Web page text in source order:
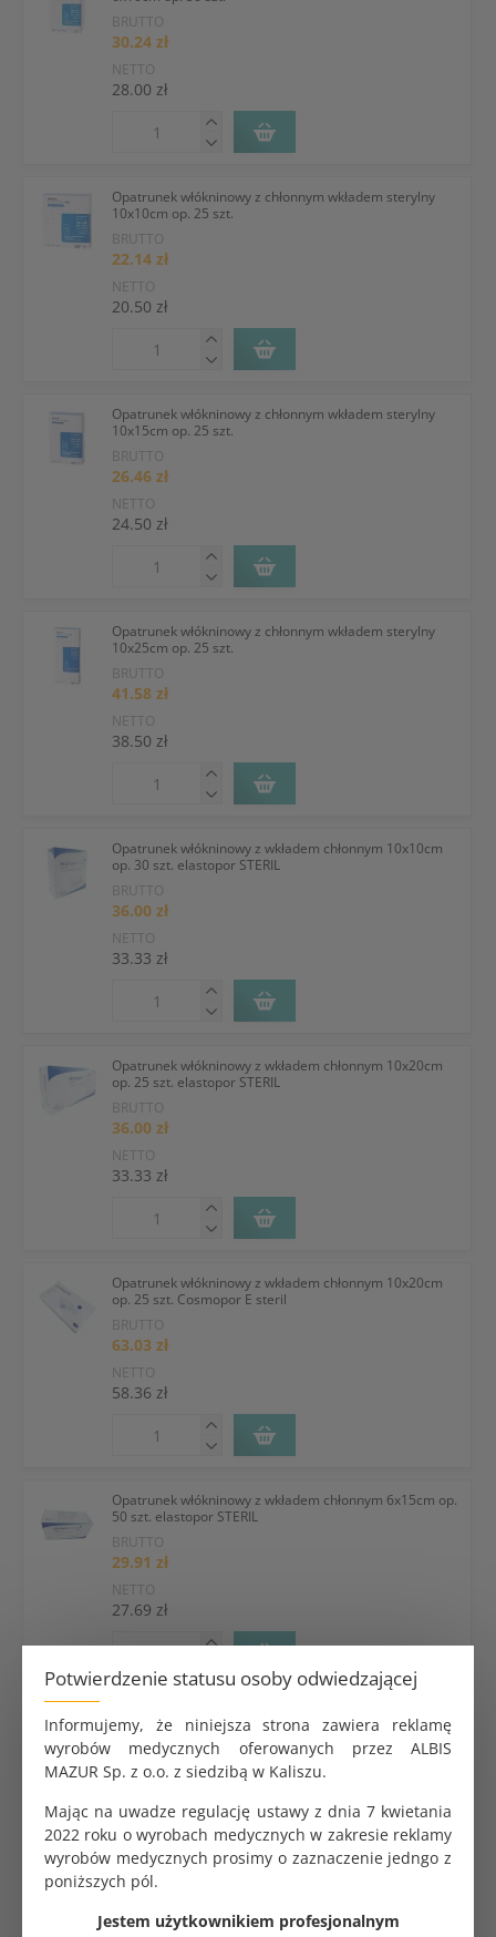
Potwierdzenie statusu osoby odwiedzającej
Informujemy, że niniejsza strona zawiera reklamę
wyrobów medycznych oferowanych przez ALBIS
MAZUR Sp. z o.o. z siedzibą w Kaliszu.
Mając na uwadze regulację ustawy z dnia 7 kwietania
2022 roku o wyrobach medycznych w zakresie reklamy
wyrobów medycznych prosimy o zaznaczenie jedngo z
poniższych pól.
Jestem użytkownikiem profesjonalnym
BRUTTO
30.24 zł
NETTO
28.00 zł
Opatrunek włókninowy z chłonnym wkładem sterylny
10x10cm op. 25 szt.
BRUTTO
22.14 zł
NETTO
20.50 zł
Opatrunek włókninowy z chłonnym wkładem sterylny
10x15cm op. 25 szt.
BRUTTO
26.46 zł
NETTO
24.50 zł
Opatrunek włókninowy z chłonnym wkładem sterylny
10x25cm op. 25 szt.
BRUTTO
41.58 zł
NETTO
38.50 zł
Opatrunek włókninowy z wkładem chłonnym 10x10cm
op. 30 szt. elastopor STERIL
BRUTTO
36.00 zł
NETTO
33.33 zł
Opatrunek włókninowy z wkładem chłonnym 10x20cm
op. 25 szt. elastopor STERIL
BRUTTO
36.00 zł
NETTO
33.33 zł
Opatrunek włókninowy z wkładem chłonnym 10x20cm
op. 25 szt. Cosmopor E steril
BRUTTO
63.03 zł
NETTO
58.36 zł
Opatrunek włókninowy z wkładem chłonnym 6x15cm op.
50 szt. elastopor STERIL
BRUTTO
29.91 zł
NETTO
27.69 zł
Prześlij pytanie Umów rozmowę
Dostępne metody płatności i dostawy
Kurier za granicę
Dlaczego ALBISPRO.com?